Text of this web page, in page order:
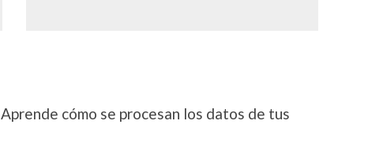
Aprende cómo se procesan los datos de tus